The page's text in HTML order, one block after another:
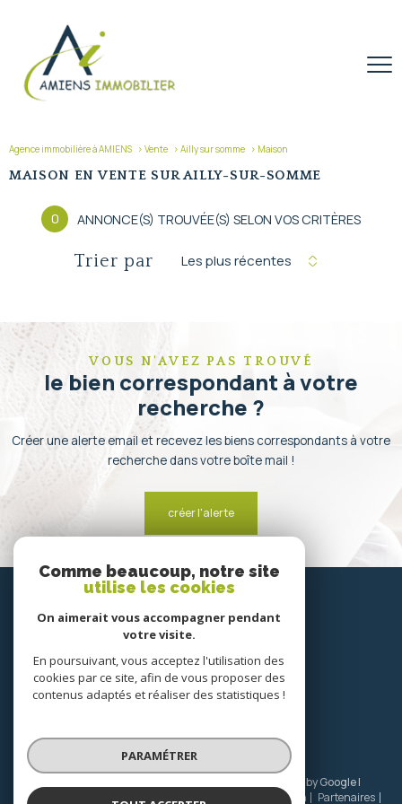
Agence immobilière à AMIENS Vente Ailly sur somme Maison
MAISON EN VENTE SUR AILLY-SUR-SOMME
0 ANNONCE(S) TROUVÉE(S) SELON VOS CRITÈRES
Trier par Les plus récentes
VOUS N'AVEZ PAS TROUVÉ
le bien correspondant à votre
recherche ?
Créer une alerte email et recevez les biens correspondants à votre
recherche dans votre boîte mail !
créer l'alerte
SE
espace propriétaire
NOUS
suivre
© 2026 | Tous droits réservés | Traduction powered by Google |
Nos honoraires
Admin Partenaires
Comme beaucoup, notre site
utilise les cookies
On aimerait vous accompagner pendant
votre visite.
En poursuivant, vous acceptez l'utilisation des
cookies par ce site, afin de vous proposer des
contenus adaptés et réaliser des statistiques !
PARAMÉTRER